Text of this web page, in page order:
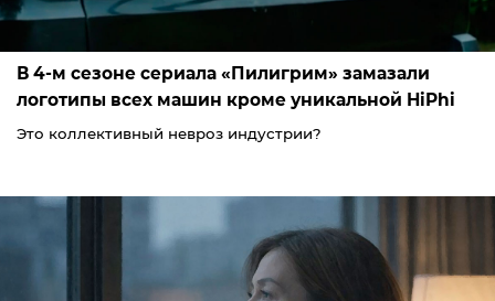
В 4-м сезоне сериала «Пилигрим» замазали
логотипы всех машин кроме уникальной HiPhi
Это коллективный невроз индустрии?